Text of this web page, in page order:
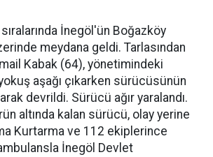
İnegöl'ün Boğazköy
meydana geldi. Tarlasından
Kabak (64), yönetimindeki
aşağı çıkarken sürücüsünün
devrildi. Sürücü ağır yaralandı.
altında kalan sürücü, olay yerine
Kurtarma ve 112 ekiplerince
ambulansla İnegöl Devlet